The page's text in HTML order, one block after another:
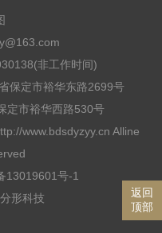
返回
顶部
非工作时间)
保定市裕华东路2699号
定市裕华西路530号
www.bdsdyzyy.cn Alline
13019601号-1
形科技